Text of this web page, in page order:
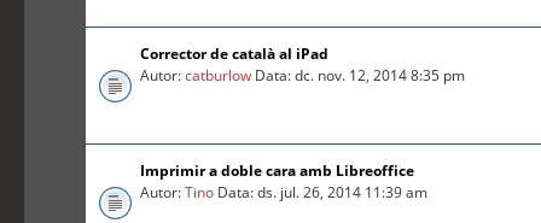
Corrector de català al iPad
Autor:catburlow Data: dc. nov. 12, 2014 8:35 pm
Imprimir a doble cara amb Libreoffice
Autor:Tino Data: ds. jul. 26, 2014 11:39 am